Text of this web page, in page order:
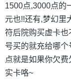
1500点,3000点的
元也!!还有,梦幻里
符后院购买虚卡
号买的就充给哪
点就是如果你欠
实卡咯~